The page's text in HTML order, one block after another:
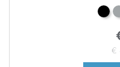
€